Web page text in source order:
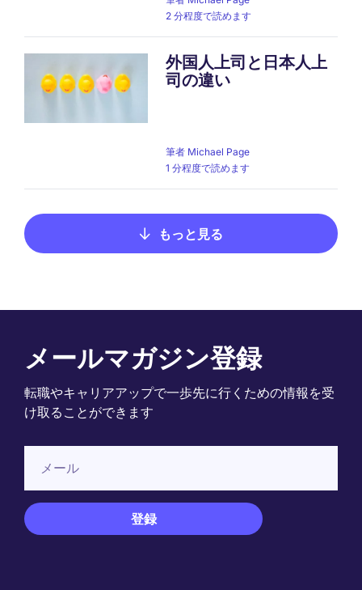
2 分程度で読めます
外国人上司と日本人上
司の違い
筆者 Michael Page
1 分程度で読めます
もっと見る
メールマガジン登録
転職やキャリアアップで一歩先に行くための情報を受
け取ることができます